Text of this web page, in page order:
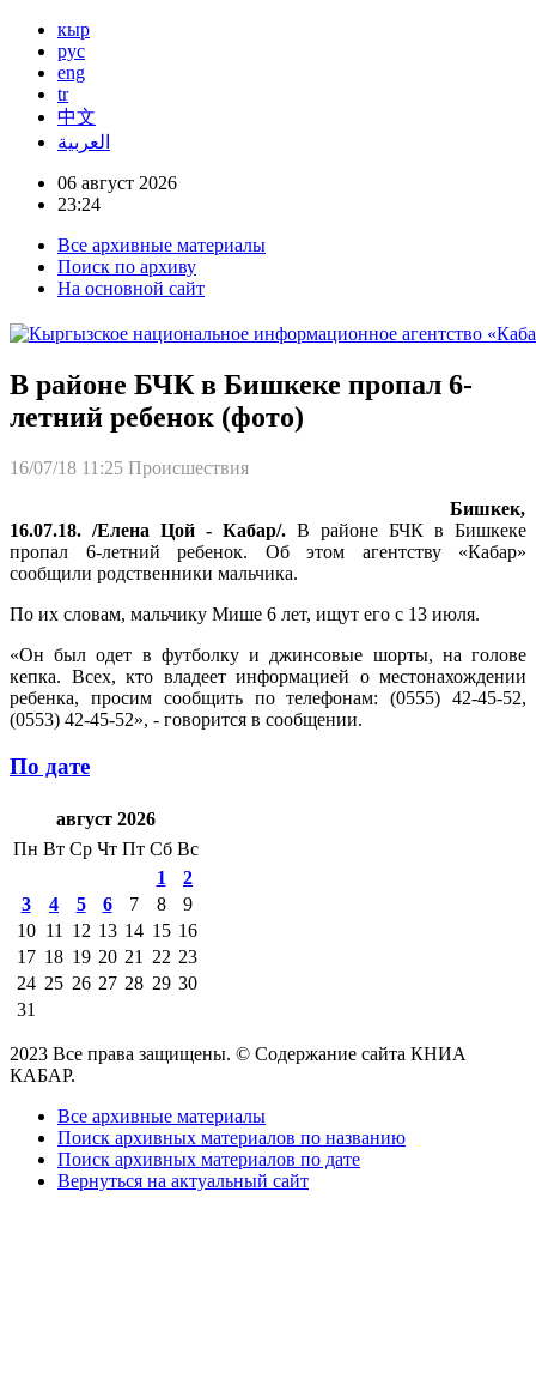
кыр
рус
eng
tr
中文
العربية
06 август 2026
23:24
Все архивные материалы
Поиск по архиву
На основной сайт
В районе БЧК в Бишкеке пропал 6-
летний ребенок (фото)
16/07/18 11:25 Происшествия
Бишкек,
16.07.18. /Елена Цой - Кабар/. В районе БЧК в Бишкеке
пропал 6-летний ребенок. Об этом агентству «Кабар»
сообщили родственники мальчика.
По их словам, мальчику Мише 6 лет, ищут его с 13 июля.
«Он был одет в футболку и джинсовые шорты, на голове
кепка. Всех, кто владеет информацией о местонахождении
ребенка, просим сообщить по телефонам: (0555) 42-45-52,
(0553) 42-45-52», - говорится в сообщении.
По дате
август 2026
Пн Вт Ср Чт Пт Сб Вс
1
2
3
4 5 6 7 8
9
10 11 12 13 14 15 16
17 18 19 20 21 22 23
24 25 26 27 28 29 30
31
2023 Все права защищены. © Содержание сайта КНИА
КАБАР.
Все архивные материалы
Поиск архивных материалов по названию
Поиск архивных материалов по дате
Вернуться на актуальный сайт